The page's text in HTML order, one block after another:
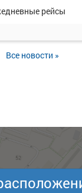
рейсы
Все новости »